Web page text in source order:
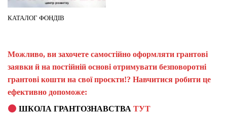
КАТАЛОГ ФОНДІВ
Можливо, ви захочете самостійно оформляти грантові
заявки й на постійній основі отримувати безповоротні
грантові кошти на свої проєкти!? Навчитися робити це
ефективно допоможе:
ШКОЛА ГРАНТОЗНАВСТВАТУТ